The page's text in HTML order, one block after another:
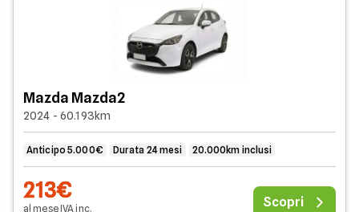
Mazda Mazda2
2024 - 60.193km
Anticipo 5.000€ Durata 24 mesi 20.000km inclusi
213€
al meseIVAinc.
Scopri